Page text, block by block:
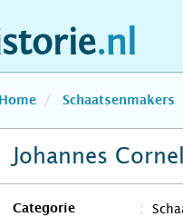
Home Schaatsenmakers
Johannes
Categorie